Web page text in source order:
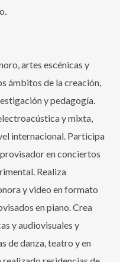
artes escénicas y
ámbitos de la creación,
y pedagogía.
y mixta,
internacional. Participa
en conciertos
Realiza
y video en formato
en piano. Crea
y audiovisuales y
de danza, teatro y en